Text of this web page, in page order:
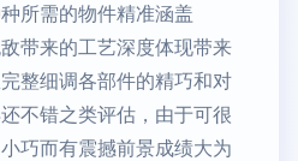
所需的物件精准涵盖
带来的工艺深度体现带来
整细调各部件的精巧和对
不错之类评估，由于可很
巧而有震撼前景成绩大为